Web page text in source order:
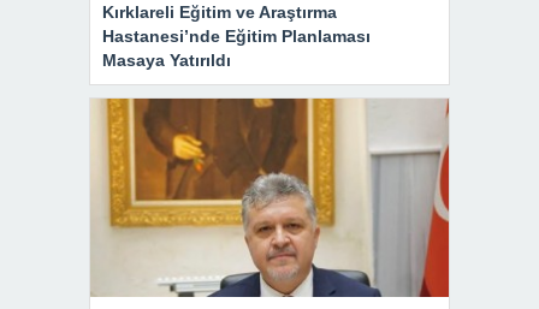
Kırklareli Eğitim ve Araştırma
Hastanesi’nde Eğitim Planlaması
Masaya Yatırıldı